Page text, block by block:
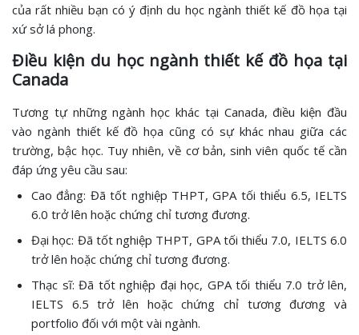
của rất nhiều bạn có ý định du học ngành thiết kế đồ họa tại
xứ sở lá phong.
Điều kiện du học ngành thiết kế đồ họa tại
Canada
Tương tự những ngành học khác tại Canada, điều kiện đầu
vào ngành thiết kế đồ họa cũng có sự khác nhau giữa các
trường, bậc học. Tuy nhiên, về cơ bản, sinh viên quốc tế cần
đáp ứng yêu cầu sau:
Cao đẳng: Đã tốt nghiệp THPT, GPA tối thiểu 6.5, IELTS
6.0 trở lên hoặc chứng chỉ tương đương.
Đại học: Đã tốt nghiệp THPT, GPA tối thiểu 7.0, IELTS 6.0
trở lên hoặc chứng chỉ tương đương.
Thạc sĩ: Đã tốt nghiệp đại học, GPA tối thiểu 7.0 trở lên,
IELTS 6.5 trở lên hoặc chứng chỉ tương đương và
portfolio đối với một vài ngành.